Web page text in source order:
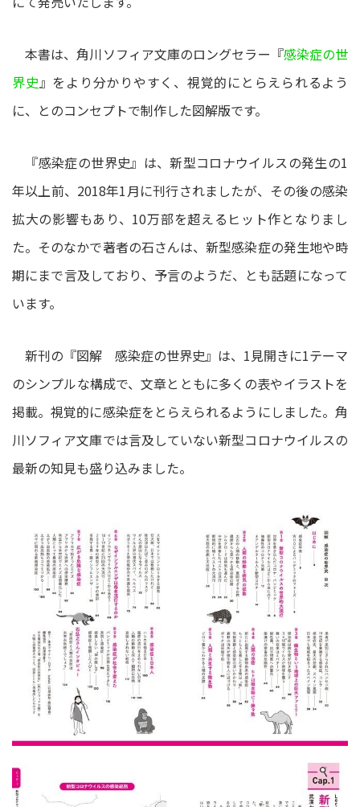
本書は、角川ソフィア文庫のロングセラー『感染症の世
界史』をより分かりやすく、視覚的にとらえられるよう
に、とのコンセプトで制作した図解版です。
『感染症の世界史』は、新型コロナウイルスの発生の1
年以上前、2018年1月に刊行されましたが、その後の感染
拡大の影響もあり、10万部を超えるヒット作となりまし
た。そのなかで著者の石さんは、新型感染症の発生地や時
期にまで言及しており、予言のようだ、とも話題になって
います。
新刊の『図解 感染症の世界史』は、1見開きに1テーマ
のシンプルな構成で、文章とともに多くの表やイラストを
掲載。視覚的に感染症をとらえられるようにしました。角
川ソフィア文庫では言及していない新型コロナウイルスの
最新の知見も盛り込みました。